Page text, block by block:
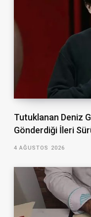
Tutuklanan Deniz
Gönderdiği İleri
4 AĞUSTOS 2026